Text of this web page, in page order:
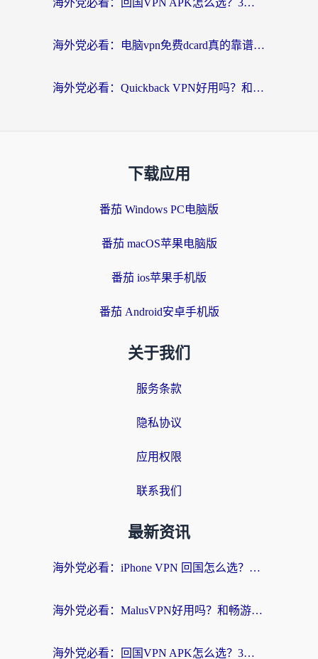
海外党必看：回国VPN APK怎么选？3步教你无缝刷国内剧玩国服
海外党必看：电脑vpn免费dcard真的靠谱吗？教你选对回国加速器无缝访问国内资源
海外党必看：Quickback VPN好用吗？和小黑牛VPN对比哪个回国效果更好？附真实体验+避坑指南
下载应用
番茄 Windows PC电脑版
番茄 macOS苹果电脑版
番茄 ios苹果手机版
番茄 Android安卓手机版
关于我们
服务条款
隐私协议
应用权限
联系我们
最新资讯
海外党必看：iPhone VPN 回国怎么选？一篇搞定无缝访问国内资源
海外党必看：MalusVPN好用吗？和畅游VPN对比哪个回国效果更好？附穿梭飞鱼神龟真实体验
海外党必看：回国VPN APK怎么选？3步教你无缝刷国内剧玩国服